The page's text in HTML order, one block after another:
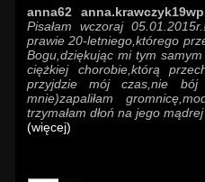
anna62
Pisałam wczoraj
prawie 20-letniego,którego
Bogu,dziękując mi tym
ciężkiej chorobie,którą
przyjdzie mój czas,nie
mnie)zapaliłam
trzymałam dłoń na jego
(więcej)